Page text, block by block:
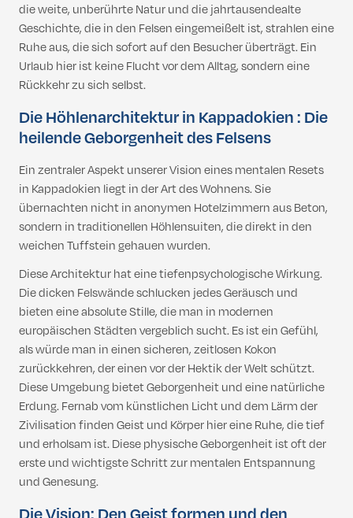
die weite, unberührte Natur und die jahrtausendealte
Geschichte, die in den Felsen eingemeißelt ist, strahlen eine
Ruhe aus, die sich sofort auf den Besucher überträgt. Ein
Urlaub hier ist keine Flucht vor dem Alltag, sondern eine
Rückkehr zu sich selbst.
Die Höhlenarchitektur in Kappadokien : Die
heilende Geborgenheit des Felsens
Ein zentraler Aspekt unserer Vision eines mentalen Resets
in Kappadokien liegt in der Art des Wohnens. Sie
übernachten nicht in anonymen Hotelzimmern aus Beton,
sondern in traditionellen Höhlensuiten, die direkt in den
weichen Tuffstein gehauen wurden.
Diese Architektur hat eine tiefenpsychologische Wirkung.
Die dicken Felswände schlucken jedes Geräusch und
bieten eine absolute Stille, die man in modernen
europäischen Städten vergeblich sucht. Es ist ein Gefühl,
als würde man in einen sicheren, zeitlosen Kokon
zurückkehren, der einen vor der Hektik der Welt schützt.
Diese Umgebung bietet Geborgenheit und eine natürliche
Erdung. Fernab vom künstlichen Licht und dem Lärm der
Zivilisation finden Geist und Körper hier eine Ruhe, die tief
und erholsam ist. Diese physische Geborgenheit ist oft der
erste und wichtigste Schritt zur mentalen Entspannung
und Genesung.